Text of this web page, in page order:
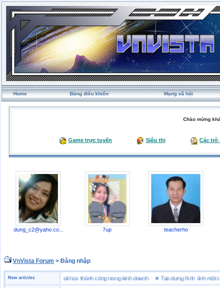
Home Bảng điều khiển Mạng xã hội
Chào mừng
Game trực tuyến Siêu thị Các trò
dung_c2@yaho.co... 7up teacherho
VnVista Forum > Đăng nhập
New articles
biệt” của Microsoft ♥4 bài học thành công trong kinh doanh♥Tạo dựng hình ảnh